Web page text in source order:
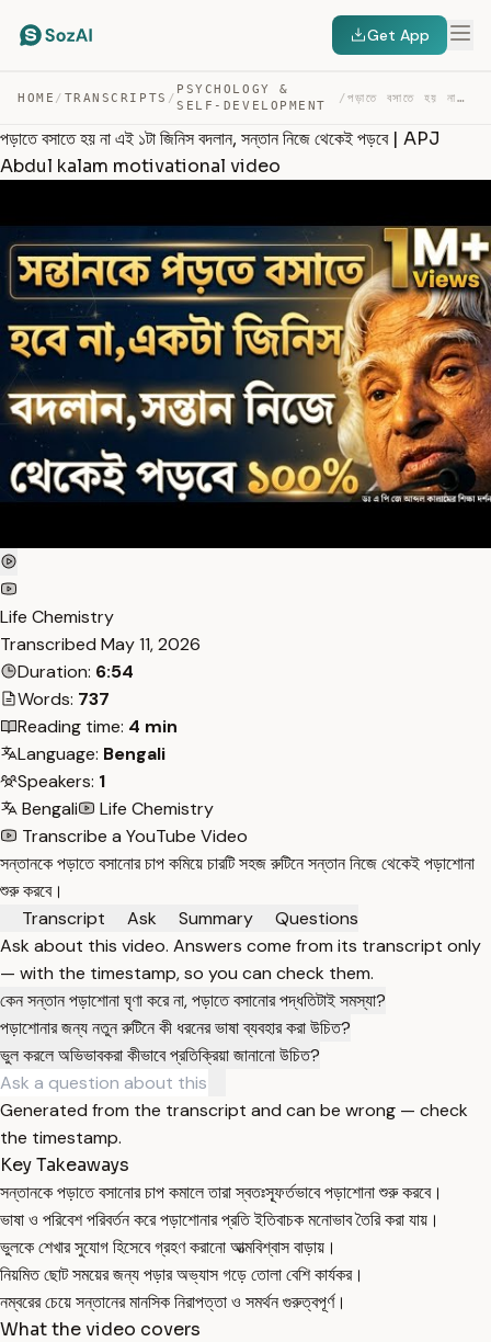
Get App
HOME / TRANSCRIPTS /
PSYCHOLOGY &
SELF-DEVELOPMENT
/ পড়াতে বসাতে হয় না এই ১টা জিনিস বদলান, সন্তান নিজে থেকেই… — TRANSCRIPT
পড়াতে বসাতে হয় না এই ১টা জিনিস বদলান, সন্তান নিজে থেকেই পড়বে | APJ
Abdul kalam motivational video
Life Chemistry
Transcribed May 11, 2026
Duration: 6:54
Words: 737
Reading time: 4 min
Language: Bengali
Speakers: 1
Bengali
Life Chemistry
Transcribe a YouTube Video
সন্তানকে পড়াতে বসানোর চাপ কমিয়ে চারটি সহজ রুটিনে সন্তান নিজে থেকেই পড়াশোনা
শুরু করবে।
Transcript
Ask Summary
Questions
Ask about this video. Answers come from its transcript only
— with the timestamp, so you can check them.
কেন সন্তান পড়াশোনা ঘৃণা করে না, পড়াতে বসানোর পদ্ধতিটাই সমস্যা?
পড়াশোনার জন্য নতুন রুটিনে কী ধরনের ভাষা ব্যবহার করা উচিত?
ভুল করলে অভিভাবকরা কীভাবে প্রতিক্রিয়া জানানো উচিত?
Generated from the transcript and can be wrong — check
the timestamp.
Key Takeaways
সন্তানকে পড়াতে বসানোর চাপ কমালে তারা স্বতঃস্ফূর্তভাবে পড়াশোনা শুরু করবে।
ভাষা ও পরিবেশ পরিবর্তন করে পড়াশোনার প্রতি ইতিবাচক মনোভাব তৈরি করা যায়।
ভুলকে শেখার সুযোগ হিসেবে গ্রহণ করানো আত্মবিশ্বাস বাড়ায়।
নিয়মিত ছোট সময়ের জন্য পড়ার অভ্যাস গড়ে তোলা বেশি কার্যকর।
নম্বরের চেয়ে সন্তানের মানসিক নিরাপত্তা ও সমর্থন গুরুত্বপূর্ণ।
What the video covers